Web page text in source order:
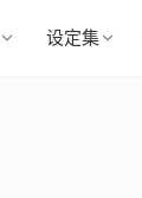
设定集